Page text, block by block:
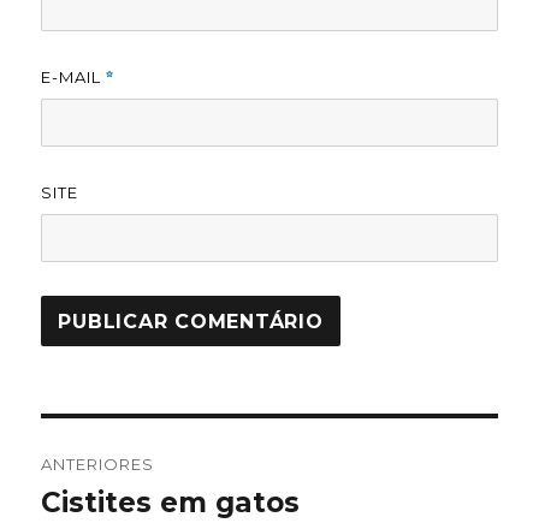
E-MAIL*
SITE
de
ANTERIORES
Post
Cistites em gatos